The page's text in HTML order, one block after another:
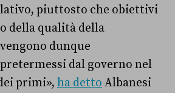
piuttosto che obiettivi
della qualità della
dunque
dal governo nel
primi», ha detto Albanesi